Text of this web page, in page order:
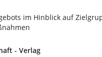
im Hinblick auf
- Verlag